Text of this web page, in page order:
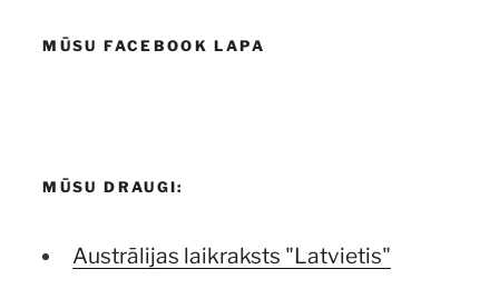
MŪSU FACEBOOK LAPA
MŪSU DRAUGI:
Austrālijas laikraksts "Latvietis"